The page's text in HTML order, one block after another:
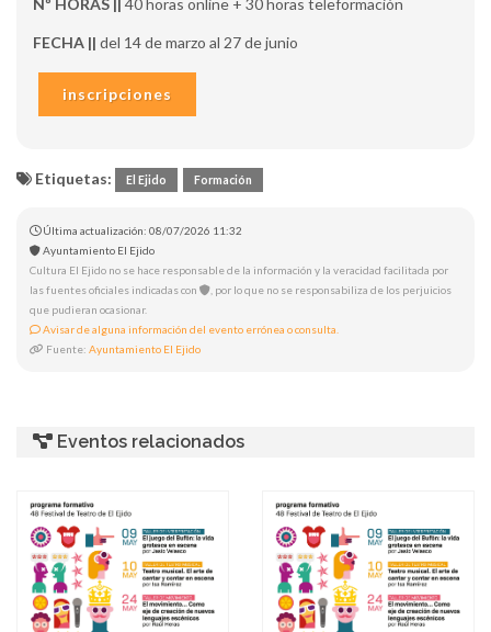
Nº HORAS || 40 horas online + 30 horas teleformación
FECHA || del 14 de marzo al 27 de junio
inscripciones
Etiquetas: El Ejido Formación
Última actualización: 08/07/2026 11:32
Ayuntamiento El Ejido
Cultura El Ejido no se hace responsable de la información y la veracidad facilitada por
las fuentes oficiales indicadas con
, por lo que no se responsabiliza de los perjuicios
que pudieran ocasionar.
Avisar de alguna información del evento errónea o consulta.
Fuente: Ayuntamiento El Ejido
Eventos relacionados